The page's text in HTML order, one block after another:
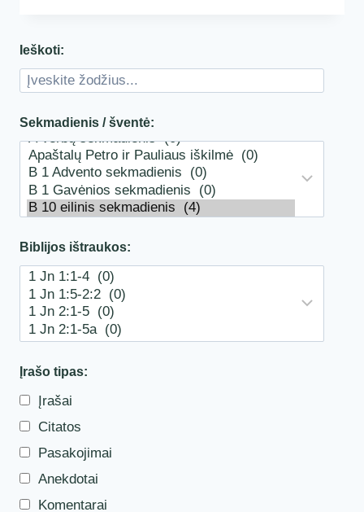
Ieškoti:
Sekmadienis / šventė:
Biblijos ištraukos:
Įrašo tipas:
Įrašai
Citatos
Pasakojimai
Anekdotai
Komentarai